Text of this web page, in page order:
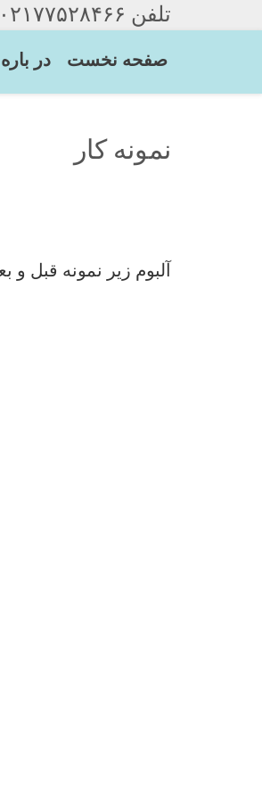
صفحه نخست در
نمونه کار
آلبوم زیر نمونه قبل